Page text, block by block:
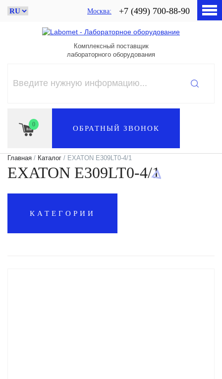
Москва +7 (499) 700-88-90
Комплексный поставщик
лабораторного оборудования
0 ОБРАТНЫЙ ЗВОНОК
Главная / Каталог / EXATON E309LT0-4/1
EXATON E309LT0-4/1
КАТЕГОРИИ